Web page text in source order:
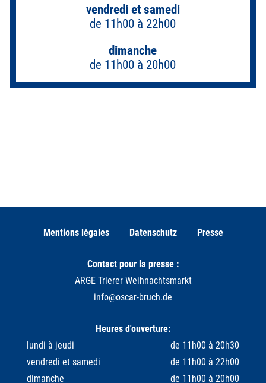
vendredi et samedi
de 11h00 à 22h00
dimanche
de 11h00 à 20h00
Mentions légales Datenschutz Presse
Contact pour la presse :
ARGE Trierer Weihnachtsmarkt
info@oscar-bruch.de
Heures d'ouverture:
lundi à jeudi
vendredi et samedi
dimanche
de 11h00 à 20h30
de 11h00 à 22h00
de 11h00 à 20h00